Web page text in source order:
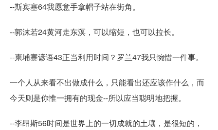
--斯宾塞64我愿意手拿帽子站在街角。
--郭沫若24黄河走东溟，可以缩短，也可以拉长。
--柬埔寨谚语43正当利用时间？罗兰47我只惋惜一件事。
一个人从来看不出做成什么，只能看出还应该作什么，而
今天则是你惟一拥有的现金--所以应当聪明地把握。
--李昂斯56时间是世界上的一切成就的土壤，是很短的，